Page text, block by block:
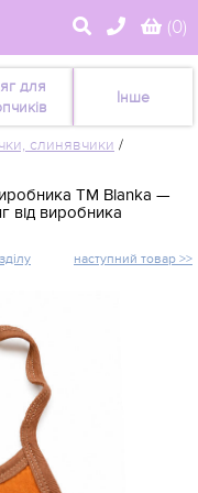
(0)
для
Інше
слинявчики /
TM Blanka —
від виробника
наступний товар >>